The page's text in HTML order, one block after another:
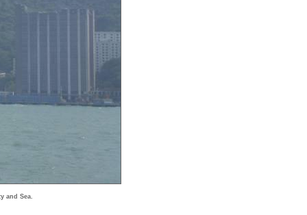
and Sea.